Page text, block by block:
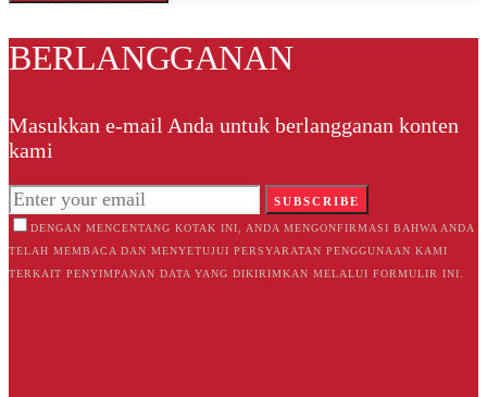
BERLANGGANAN
Masukkan e-mail Anda untuk berlangganan konten
kami
SUBSCRIBE
DENGAN MENCENTANG KOTAK INI, ANDA MENGONFIRMASI BAHWA ANDA
TELAH MEMBACA DAN MENYETUJUI PERSYARATAN PENGGUNAAN KAMI
TERKAIT PENYIMPANAN DATA YANG DIKIRIMKAN MELALUI FORMULIR INI.